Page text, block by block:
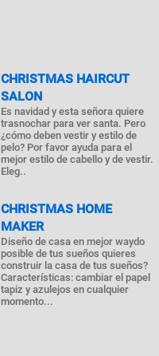
CHRISTMAS HAIRCUT
SALON
Es navidad y esta señora quiere
trasnochar para ver santa. Pero
¿cómo deben vestir y estilo de
pelo? Por favor ayuda para el
mejor estilo de cabello y de vestir.
Eleg..
CHRISTMAS HOME
MAKER
Diseño de casa en mejor waydo
posible de tus sueños quieres
construir la casa de tus sueños?
Características: cambiar el papel
tapiz y azulejos en cualquier
momento...